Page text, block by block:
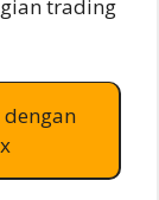
trading